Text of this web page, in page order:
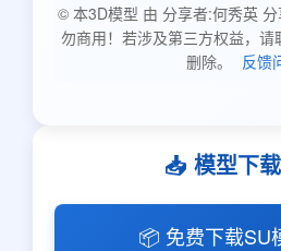
© 本3D模型 由 分享者:何秀英
勿商用！若涉及第三方权益，请
删除。
反馈
📥 模型下
📦 免费下载SU